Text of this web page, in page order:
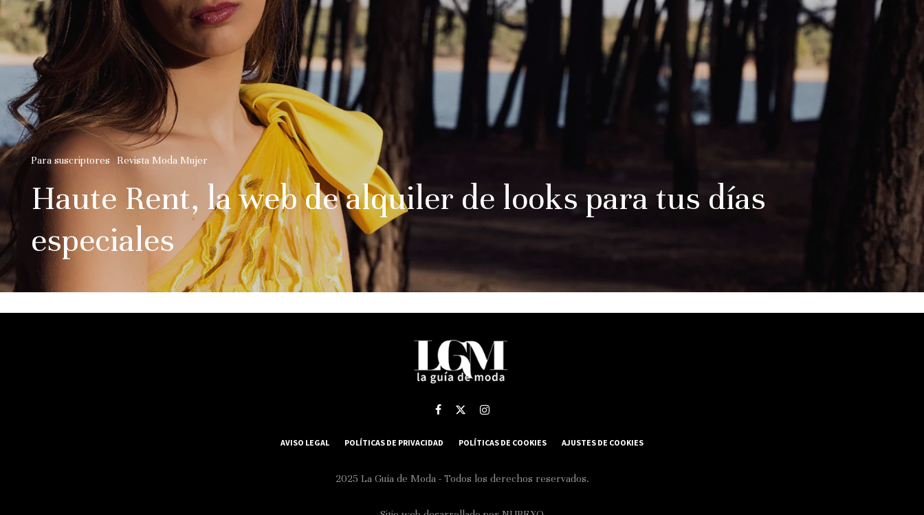
Para suscriptores Revista Moda Mujer
Haute Rent, la web de alquiler de looks para tus días
especiales
AVISO LEGAL POLÍTICAS DE PRIVACIDAD POLÍTICAS DE COOKIES AJUSTES DE COOKIES
2025 La Guía de Moda - Todos los derechos reservados.